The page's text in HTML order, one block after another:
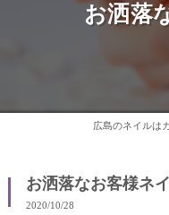
お洒落
広島のネイルは
お洒落なお客様ネ
2020/10/28